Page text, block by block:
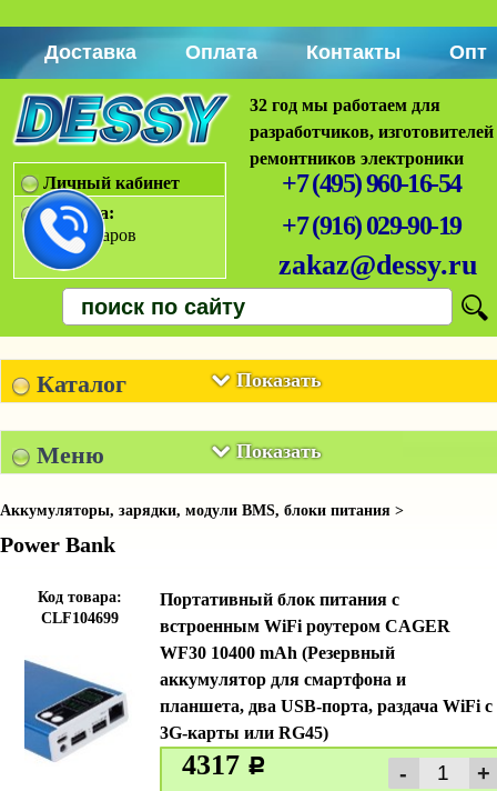
Доставка Оплата Контакты Опт
32 год мы работаем для
разработчиков,
ремонтников электроники
+7 (495) 960-16-54
+7 (916) 029-90-19
zakaz@dessy.ru
Личный кабинет
Корзина:
Нет товаров
Показать
Каталог
Показать
Меню
Аккумуляторы, зарядки, модули BMS, блоки питания >
Power Bank
Код товара:
CLF104699
Портативный блок питания с
встроенным WiFi роутером CAGER
WF30 10400 mAh (Резервный
аккумулятор для смартфона и
планшета, два USB-порта, раздача WiFi c
3G-карты или RG45)
4317 c